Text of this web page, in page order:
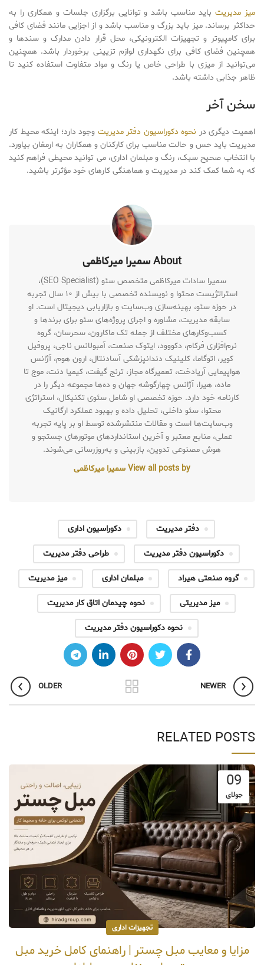
میز مدیریتباید مناسب باشد و توانایی برگزاری جلسات و همکاری را به
حداکثر برساند. میز باید بزرگ و مناسب باشد و از اجزایی مانند فضای کافی
برای کامپیوتر و تجهیزات الکترونیکی، محل قرار دادن مدارک و سند‌ها و
همچنین فضای کافی برای نگهداری لوازم تزیینی برخوردار باشد. همچنین
می‌توانید از میزی با طراحی خاص یا رنگ و مواد متفاوت استفاده کنید تا
ظاهر جذابی داشته باشد.
سخن آخر
اهمیت دیگری در نحوه دکوراسیون دفتر مدیریت وجود دارد؛ اینکه محیط کار
مدیریت باید حس و حالت مناسب برای کارکنان و همکاران به ارمغان بیاورد.
با انتخاب صحیح سبک، رنگ و مبلمان اداری، می توانید محیطی فراهم کنید
که به شما کمک کند در مدیریت و هماهنگی کارهای خود مؤثرتر باشید.
About سمیرا میرکاظمی
سمیرا سادات میرکاظمی متخصص سئو (SEO Specialist)،
استراتژیست محتوا و نویسنده تخصصی با بیش از ۱۰ سال تجربه
در حوزه سئو، بهینه‌سازی وب‌سایت و بازاریابی دیجیتال است. او
سابقه مدیریت، مشاوره و اجرای پروژه‌های سئو برای برندها و
کسب‌وکارهای مختلف از جمله تک ماکارون، سحرسان، گروه
نرم‌افزاری فرکام، دکووود، ایتوک صنعت، آمبولانس ناجی، پروفیل
کویر، اتوگاما، کلینیک دندانپزشکی آسادنتال، ارون هوم، آژانس
هواپیمایی آریادخت، تعمیرگاه مجاز، ترنج گیفت، کیمیا دنت، موج تا
ماده، هیرا، آژانس چهارگوشه جهان و ده‌ها مجموعه دیگر را در
کارنامه خود دارد. حوزه تخصصی او شامل سئوی تکنیکال، استراتژی
محتوا، سئو داخلی، تحلیل داده و بهبود عملکرد ارگانیک
وب‌سایت‌ها است و مقالات منتشرشده توسط او بر پایه تجربه
عملی، منابع معتبر و آخرین استانداردهای موتورهای جستجو و
هوش مصنوعی تدوین، بازبینی و به‌روزرسانی می‌شوند.
View all posts by سمیرا میرکاظمی
دفتر مدیریت
دکوراسیون اداری
دکوراسیون دفتر مدیریت
طراحی دفتر مدیریت
گروه صنعتی هیراد
مبلمان اداری
میز مدیریت
میز مدیریتی
نحوه چیدمان اتاق کار مدیریت
نحوه دکوراسیون دفتر مدیریت
NEWER
OLDER
RELATED POSTS
09
جولای
تجهیزات اداری
مزایا و معایب مبل چستر | راهنمای کامل خرید مبل